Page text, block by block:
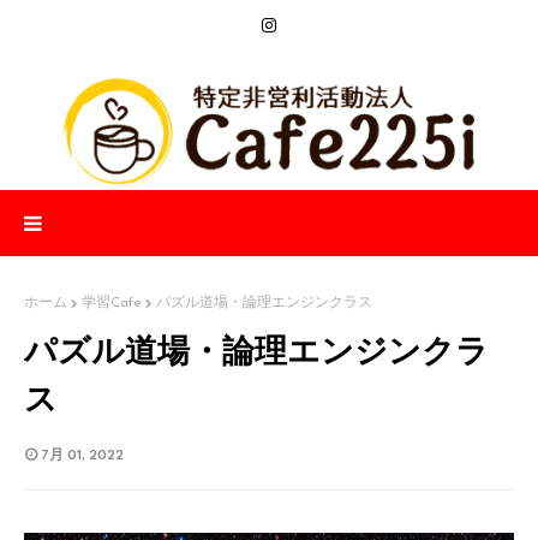
ホーム 学習Cafe パズル道場・論理エンジンクラス
パズル道場・論理エンジンクラ
ス
7月 01, 2022